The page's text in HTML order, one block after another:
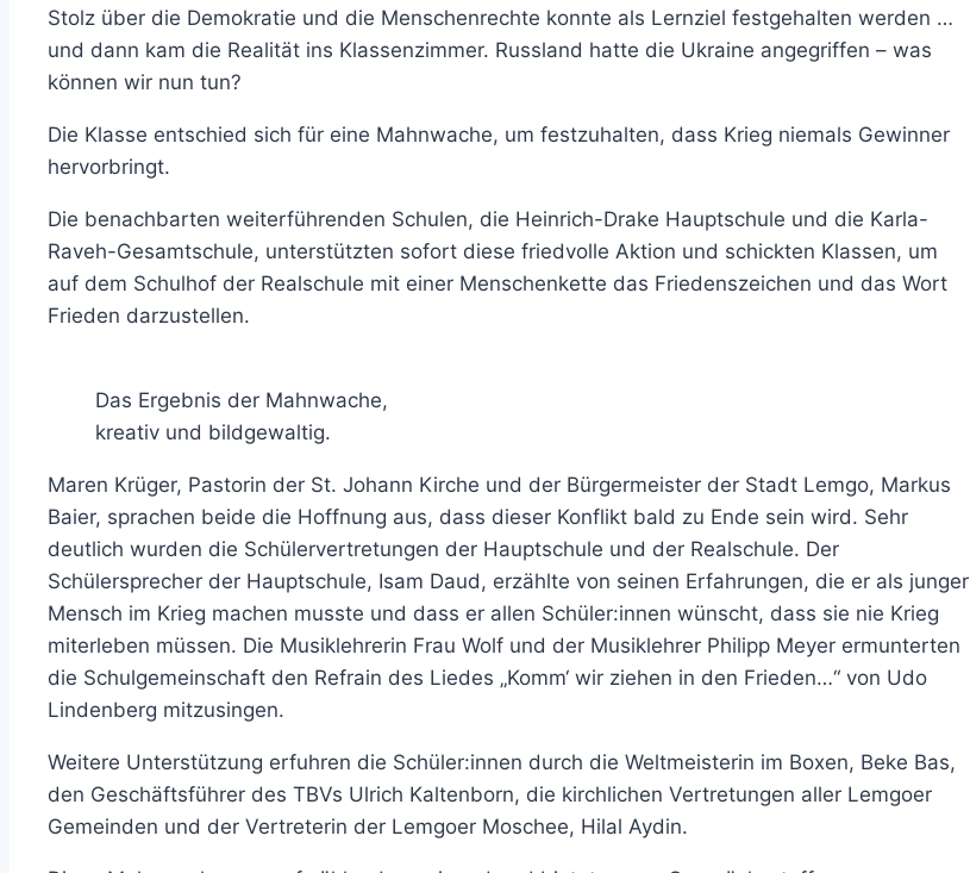
Stolz über die Demokratie und die Menschenrechte konnte als Lernziel festgehalten werden …
und dann kam die Realität ins Klassenzimmer. Russland hatte die Ukraine angegriffen – was
können wir nun tun?
Die Klasse entschied sich für eine Mahnwache, um festzuhalten, dass Krieg niemals Gewinner
hervorbringt.
Die benachbarten weiterführenden Schulen, die Heinrich-Drake Hauptschule und die Karla-
Raveh-Gesamtschule, unterstützten sofort diese friedvolle Aktion und schickten Klassen, um
auf dem Schulhof der Realschule mit einer Menschenkette das Friedenszeichen und das Wort
Frieden darzustellen.
Das Ergebnis der Mahnwache,
kreativ und bildgewaltig.
Maren Krüger, Pastorin der St. Johann Kirche und der Bürgermeister der Stadt Lemgo, Markus
Baier, sprachen beide die Hoffnung aus, dass dieser Konflikt bald zu Ende sein wird. Sehr
deutlich wurden die Schülervertretungen der Hauptschule und der Realschule. Der
Schülersprecher der Hauptschule, Isam Daud, erzählte von seinen Erfahrungen, die er als junger
Mensch im Krieg machen musste und dass er allen Schüler:innen wünscht, dass sie nie Krieg
miterleben müssen. Die Musiklehrerin Frau Wolf und der Musiklehrer Philipp Meyer ermunterten
die Schulgemeinschaft den Refrain des Liedes „Komm‘ wir ziehen in den Frieden…“ von Udo
Lindenberg mitzusingen.
Weitere Unterstützung erfuhren die Schüler:innen durch die Weltmeisterin im Boxen, Beke Bas,
den Geschäftsführer des TBVs Ulrich Kaltenborn, die kirchlichen Vertretungen aller Lemgoer
Gemeinden und der Vertreterin der Lemgoer Moschee, Hilal Aydin.